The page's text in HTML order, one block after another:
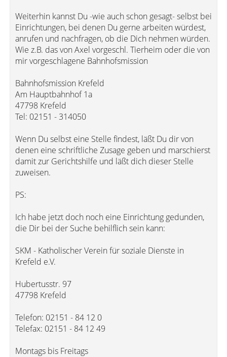
Weiterhin kannst Du -wie auch schon gesagt- selbst bei
Einrichtungen, bei denen Du gerne arbeiten würdest,
anrufen und nachfragen, ob die Dich nehmen würden.
Wie z.B. das von Axel vorgeschl. Tierheim oder die von
mir vorgeschlagene Bahnhofsmission
Bahnhofsmission Krefeld
Am Hauptbahnhof 1a
47798 Krefeld
Tel: 02151 - 314050
Wenn Du selbst eine Stelle findest, läßt Du dir von
denen eine schriftliche Zusage geben und marschierst
damit zur Gerichtshilfe und läßt dich dieser Stelle
zuweisen.
PS:
Ich habe jetzt doch noch eine Einrichtung gedunden,
die Dir bei der Suche behilflich sein kann:
SKM - Katholischer Verein für soziale Dienste in
Krefeld e.V.
Hubertusstr. 97
47798 Krefeld
Telefon: 02151 - 84 12 0
Telefax: 02151 - 84 12 49
Montags bis Freitags